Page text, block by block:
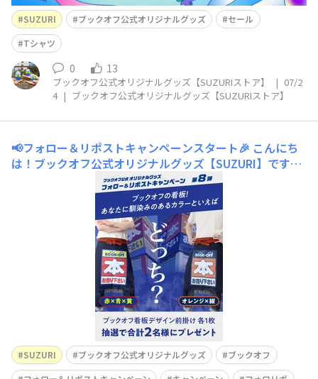
SUZURI ブックオフ公式オリジナルグッズ
セール
Tシャツ
0 13
ブックオフ公式オリジナルグッズ【SUZURIストア】 | 07/2
4 | ブックオフ公式オリジナルグッズ【SUZURIストア】
📢フォロー＆リポストキャンペーンスタート🎉 こんにち
は！ブックオフ公式オリジナルグッズ【SUZURI】です！
＼ 本日から ／フォロー＆リポストキャンペーン開催で
す🎉お待たせしました！待望のフォロリポCP第８弾🌟テ
ーマは…「ブックオフの看板！ あなたに馴染みのあるデ
ザインといえばどっち!?」そう言えばどっちだっけ？？👀
よく見る看板、近所のブック
SUZURI ブックオフ公式オリジナルグッズ
ブックオフ